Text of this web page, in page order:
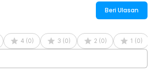
Beri Ulasan
4 (0) 3 (0) 2 (0) 1 (0)